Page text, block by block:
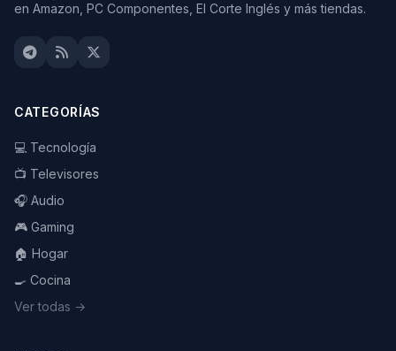
en Amazon, PC Componentes, El Corte Inglés y más tiendas.
CATEGORÍAS
💻 Tecnología
📺 Televisores
🎧 Audio
🎮 Gaming
🏠 Hogar
🍳 Cocina
Ver todas →